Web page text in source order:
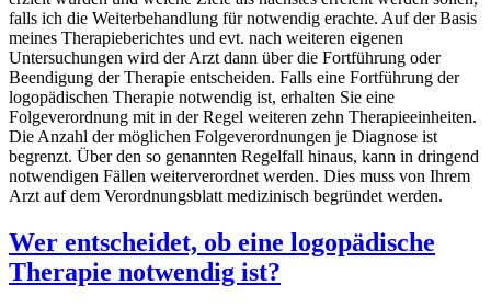
falls ich die Weiterbehandlung für notwendig erachte. Auf der Basis
meines Therapieberichtes und evt. nach weiteren eigenen
Untersuchungen wird der Arzt dann über die Fortführung oder
Beendigung der Therapie entscheiden. Falls eine Fortführung der
logopädischen Therapie notwendig ist, erhalten Sie eine
Folgeverordnung mit in der Regel weiteren zehn Therapieeinheiten.
Die Anzahl der möglichen Folgeverordnungen je Diagnose ist
begrenzt. Über den so genannten Regelfall hinaus, kann in dringend
notwendigen Fällen weiterverordnet werden. Dies muss von Ihrem
Arzt auf dem Verordnungsblatt medizinisch begründet werden.
Wer entscheidet, ob eine logopädische
Therapie notwendig ist?